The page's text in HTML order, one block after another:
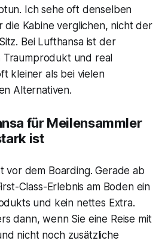
Ich sehe oft denselben
die Kabine verglichen, nicht der
Bei Lufthansa ist der
Traumprodukt und real
kleiner als bei vielen
Alternativen.
für Meilensammler
ist
vor dem Boarding. Gerade ab
Class-Erlebnis am Boden ein
und kein nettes Extra.
dann, wenn Sie eine Reise mit
nicht noch zusätzliche